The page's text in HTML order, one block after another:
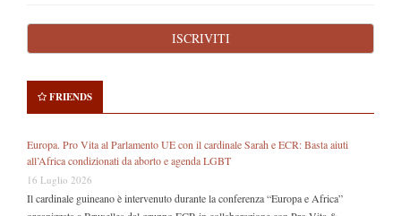
FRIENDS
Europa. Pro Vita al Parlamento UE con il cardinale Sarah e ECR: Basta aiuti
all’Africa condizionati da aborto e agenda LGBT
16 Luglio 2026
Il cardinale guineano è intervenuto durante la conferenza “Europa e Africa”